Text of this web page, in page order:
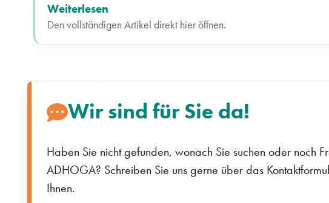
Weiterlesen
Den vollständigen Artikel direkt hier öffnen.
Wir sind für Sie da!
Haben Sie nicht gefunden, wonach Sie suchen oder noch
ADHOGA? Schreiben Sie uns gerne über das
Ihnen.